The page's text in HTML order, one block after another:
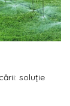
soluție